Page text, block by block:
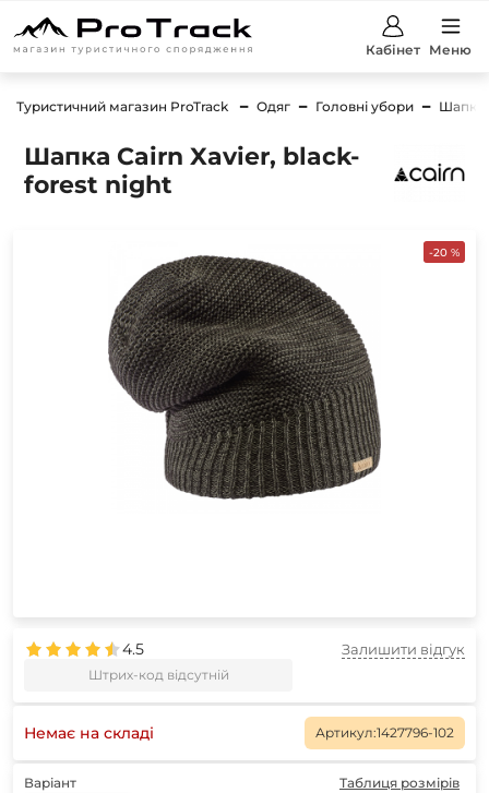
Кабінет Меню
Туристичний магазин ProTrack Одяг Головні убори Шапки
Шапка Cairn Xavier, black-
forest night
-20 %
4.5
Штрих-код відсутній
Залишити відгук
Немає на складі Артикул:1427796-102
Варіант
Таблиця розмірів